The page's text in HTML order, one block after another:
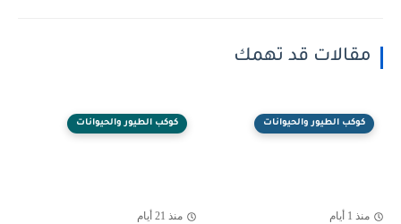
مقالات قد تهمك
كوكب الطيور والحيوانات
منذ 1 أيام
كوكب الطيور والحيوانات
منذ 21 أيام